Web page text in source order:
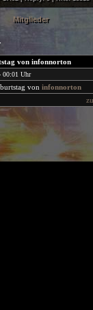
Mitglieder
von infonnorton
00:01 Uhr
von infonnorton